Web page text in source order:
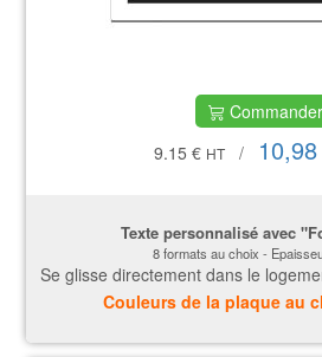
Commander
9.15 € HT /
Texte personnalisé avec
8 formats au choix -
Se glisse directement dans le
Couleurs de la plaque au